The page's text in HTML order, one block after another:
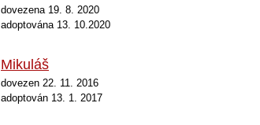
dovezena 19. 8. 2020
adoptována 13. 10.2020
Mikuláš
dovezen 22. 11. 2016
adoptován 13. 1. 2017